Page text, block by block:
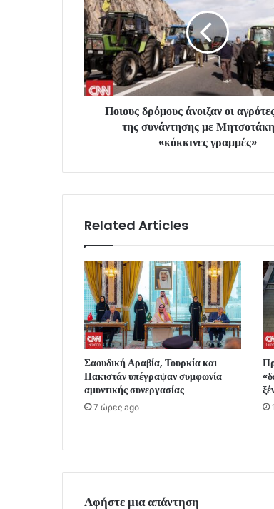
Ποιους δρόμους άνοιξαν οι
της συνάντησης με
«κόκκινες γραμμές»
Related Articles
Σαουδική Αραβία, Τουρκία και
Πακιστάν υπέγραψαν συμφωνία
αμυντικής συνεργασίας
7 ώρες ago
Αφήστε μια απάντηση